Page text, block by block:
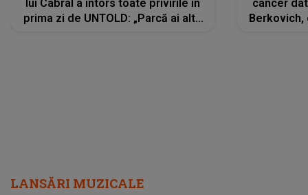
lui Cabral a întors toate privirile în
prima zi de UNTOLD: „Parcă ai altă
cancer
Berkovich,
LANSĂRI MUZICALE